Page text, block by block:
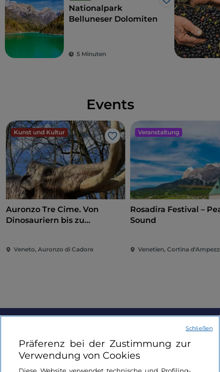
Like
Nationalpark
Belluneser Dolomiten
5 Minuten
Events
Kunst und Kultur
Like
Auronzo Tre Cime. Von
Dinosauriern bis zu
Veneto, Auronzo di Cadore
Veranstaltung
Rosadira Festival –
Sound
Venetien, Cortina
Nützliche Links
Präferenz bei der Zustimmung zur
Verwendung von Cookies
Schließen